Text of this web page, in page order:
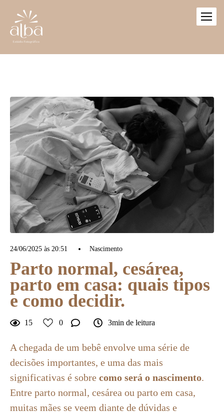
24/06/2025 às 20:51 Nascimento
Parto normal, cesárea,
parto em casa: quais tipos
e como decidir.
15 0 3min de leitura
A chegada de um bebê envolve uma série de
decisões importantes, e uma das mais
significativas é sobre como será o nascimento.
Entre parto normal, cesárea ou parto em casa,
muitas mães se veem diante de dúvidas e